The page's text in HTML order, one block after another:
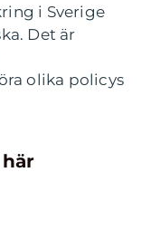
i Sverige
Det är
olika policys